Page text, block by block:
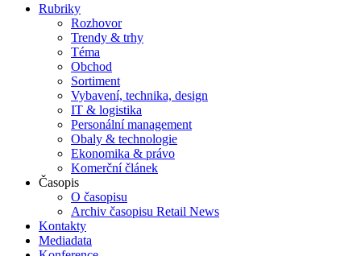
Rubriky
Rozhovor
Trendy & trhy
Téma
Obchod
Sortiment
Vybavení, technika, design
IT & logistika
Personální management
Obaly & technologie
Ekonomika & právo
Komerční článek
Časopis
O časopisu
Archiv časopisu Retail News
Kontakty
Mediadata